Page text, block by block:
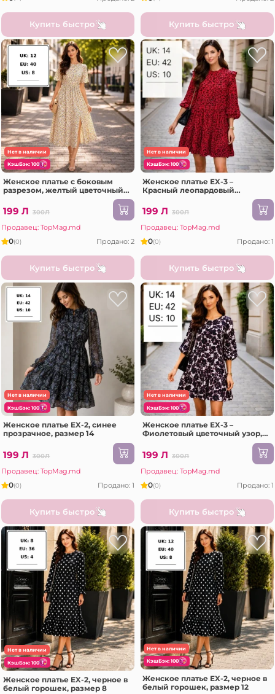
Купить быстро Купить быстро
Нет в наличии
КэшБэк: 100
Женское платье с боковым
разрезом, желтый цветочный
199 Л 300Л
Продавец: TopMag.md
0(0) Продано: 2
Купить быстро
Нет в наличии
КэшБэк: 100
Женское платье EX-3 –
Красный леопардовый
199 Л 300Л
Продавец: TopMag.md
0(0) Продано: 1
Купить быстро
Нет в наличии
КэшБэк: 100
Женское платье EX-2, синее
прозрачное, размер 14
199 Л 300Л
Продавец: TopMag.md
0(0) Продано: 1
Купить быстро
Нет в наличии
КэшБэк: 100
Женское платье EX-3 –
Фиолетовый цветочный узор,
199 Л 300Л
Продавец: TopMag.md
0(0) Продано: 1
Купить быстро
Нет в наличии
КэшБэк: 100
Женское платье EX-2, черное в
белый горошек, размер 8
Нет в наличии
КэшБэк: 100
Женское платье EX-2, черное в
белый горошек, размер 12